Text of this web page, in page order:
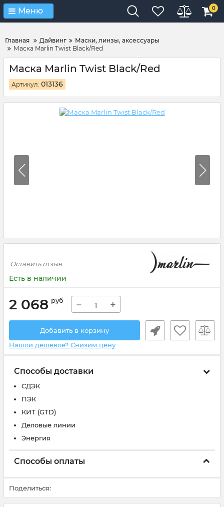
Verification: 4d3cd267c9851eb4
Меню 0
Главная Дайвинг
Маски, линзы, аксессуары
Маска Marlin Twist Black/Red
Маска Marlin Twist Black/Red
Артикул: 013136
Оставить отзыв
Есть в наличии
2 068 руб − +
Добавить в корзину
Нашли дешевле? Снизим цену
Способы доставки
СДЭК
ПЭК
КИТ (GTD)
Деловые линии
Энергия
Способы оплаты
Поделиться: